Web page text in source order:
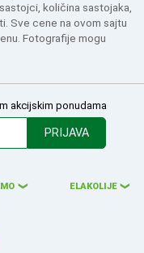
količina sastojaka,
Sve cene na ovom sajtu
Fotografije mogu
akcijskim ponudama
PRIJAVA
❮ ELAKOLIJE ❮